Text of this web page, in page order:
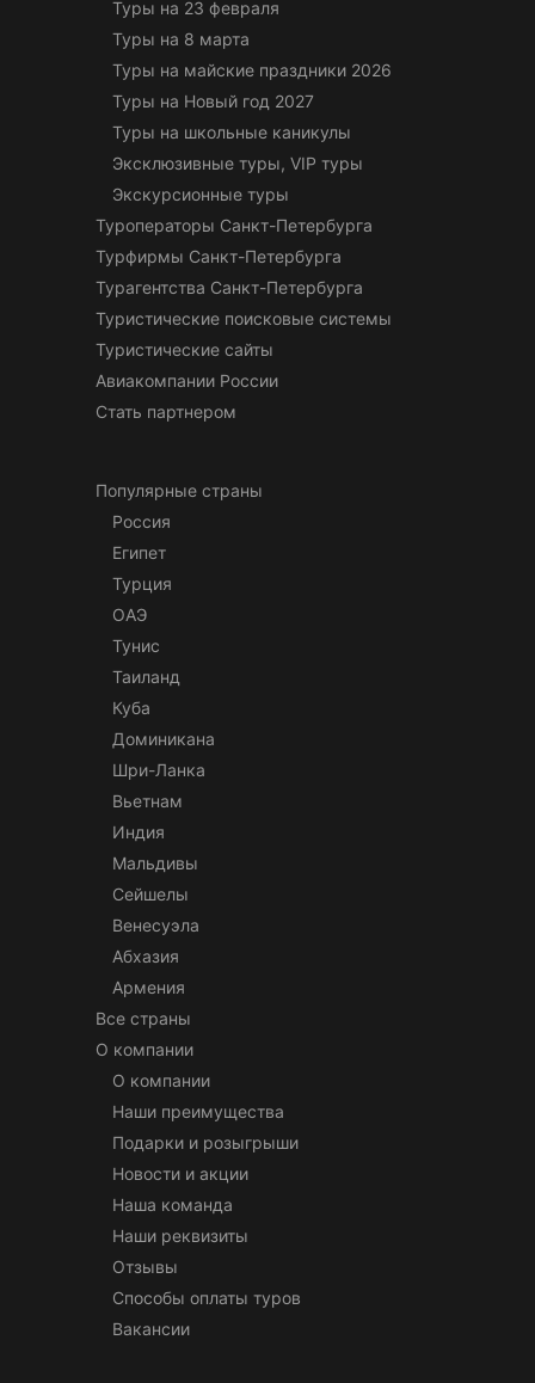
Туры на 23 февраля
Туры на 8 марта
Туры на майские праздники 2026
Туры на Новый год 2027
Туры на школьные каникулы
Эксклюзивные туры, VIP туры
Экскурсионные туры
Туроператоры Санкт-Петербурга
Турфирмы Санкт-Петербурга
Турагентства Санкт-Петербурга
Туристические поисковые системы
Туристические сайты
Авиакомпании России
Стать партнером
Популярные страны
Россия
Египет
Турция
ОАЭ
Тунис
Таиланд
Куба
Доминикана
Шри-Ланка
Вьетнам
Индия
Мальдивы
Сейшелы
Венесуэла
Абхазия
Армения
Все страны
О компании
О компании
Наши преимущества
Подарки и розыгрыши
Новости и акции
Наша команда
Наши реквизиты
Отзывы
Способы оплаты туров
Вакансии